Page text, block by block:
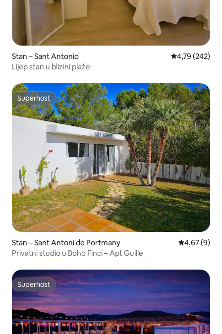
Stan – Sant Antonio Prosječna
4,79 (242)
Lijep stan u blizini plaže
Superhost
Superhost
Stan – Sant Antoni de Portmany Prosječna
4,67 (9)
Privatni studio u Boho Finci – Apt Guille
Superhost
Superhost